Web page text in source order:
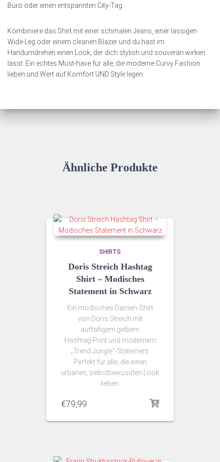
Büro oder einen entspannten City‑Tag.
Kombiniere das Shirt mit einer schmalen Jeans, einer lässigen
Wide‑Leg oder einem cleanen Blazer und du hast im
Handumdrehen einen Look, der dich stylish und souverän wirken
lässt. Ein echtes Must‑have für alle, die moderne Curvy Fashion
lieben und Wert auf Komfort UND Style legen.
Ähnliche Produkte
SHIRTS
Doris Streich Hashtag
Shirt – Modisches
Statement in Schwarz
Ein modisches Damen‑Shirt
von Doris Streich mit
auffälligem gelbem
Hashtag‑Print und modernem
„Trend Jungle“-Statement.
Perfekt für alle, die einen
urbanen, selbstbewussten Look
lieben.
€79,99